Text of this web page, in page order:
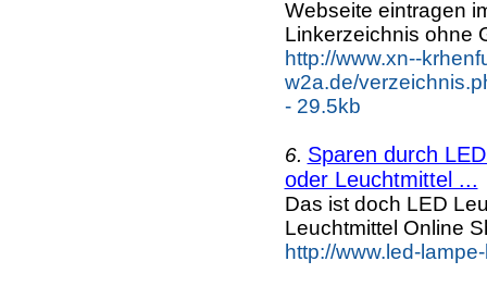
Webseite eintragen
Linkerzeichnis ohne
http://www.xn--
w2a.de/
- 29.5kb
6. Sparen durch
oder Leuchtmittel ...
Das ist doch LED
Leuchtmittel Online
http://www.led-